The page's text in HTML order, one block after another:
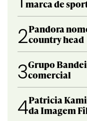
marca de
2Pandora
country head
3Grupo
comercial
4Patricia
da Imagem